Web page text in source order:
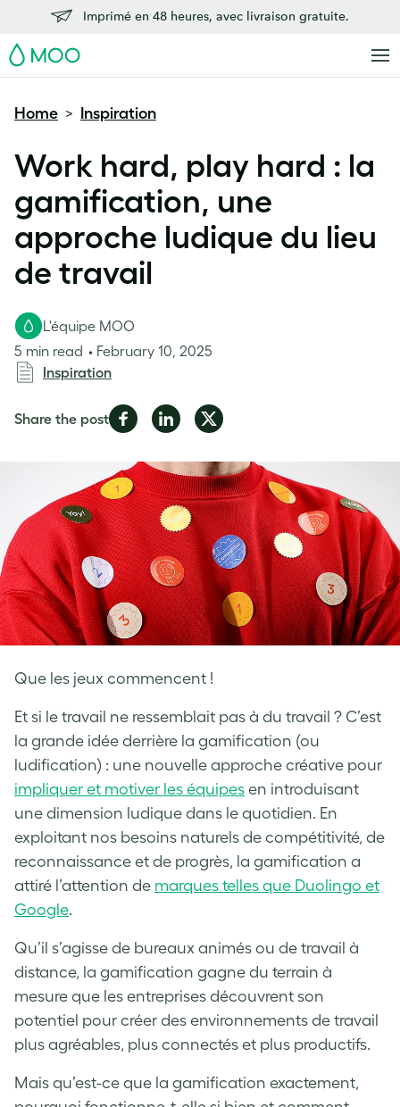
Imprimé en 48 heures, avec livraison gratuite.
MOO
Home > Inspiration
Work hard, play hard : la
gamification, une
approche ludique du lieu
de travail
Que les jeux commencent !
L'équipe MOO
5 min read
February 10, 2025
Inspiration
Share the postShare
Facebook
Share
LinkedIn
Share
Twitter
Et si le travail ne ressemblait pas à du travail ? C’est
la grande idée derrière la gamification (ou
ludification) : une nouvelle approche créative pour
impliquer et motiver les équipes en introduisant
une dimension ludique dans le quotidien. En
exploitant nos besoins naturels de compétitivité, de
reconnaissance et de progrès, la gamification a
attiré l’attention de marques telles que Duolingo et
Google.
Qu’il s’agisse de bureaux animés ou de travail à
distance, la gamification gagne du terrain à
mesure que les entreprises découvrent son
potentiel pour créer des environnements de travail
plus agréables, plus connectés et plus productifs.
Mais qu’est-ce que la gamification exactement,